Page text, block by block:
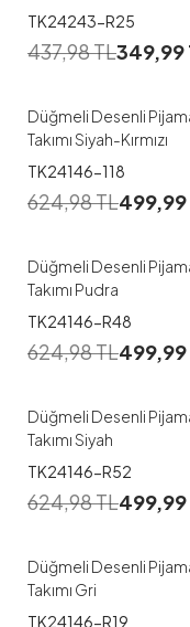
TK24243-R25
437,98TL349,99
M L XL
Düğmeli Desenli
Takımı Siyah-Kırmızı
TK24146-118
624,98TL499,99
M L XL
Düğmeli Desenli
Takımı Pudra
TK24146-R48
624,98TL499,99
M L XL XXL
Düğmeli Desenli
Takımı Siyah
TK24146-R52
624,98TL499,99
M L XL
Düğmeli Desenli
Takımı Gri
TK24146-R19